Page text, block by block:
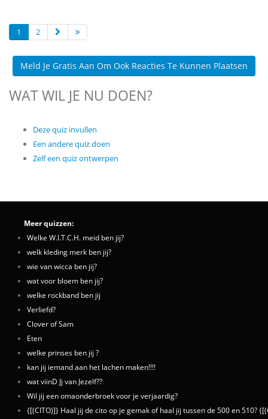
1 2
Meld Je Gratis Aan Om Ook Reacties Te Kunnen Plaatsen
WAT WIL JE NU DOEN?
Deze quiz invullen
Een andere quiz doen
Zelf een quiz ontwerpen
Meer quizzen:
Welke W.I.T.C.H. meid ben jij?
welk kleding merk ben jij?
wie van wicca ben jij?
wat voor bloem ben jij?
welke rockband ben jij
Verliefd?
Clover of Sam
Eten
welke prinses ben jij ?
kan jij iemand aan het lachen maken!!!!
wat viinD Jj van Jezelf??
Wil jij een omaonderbroek voor je verjaardig?
{[(CITO)]} Haal jij de cito op je gemak of haal jij tussen de 500 en 510?